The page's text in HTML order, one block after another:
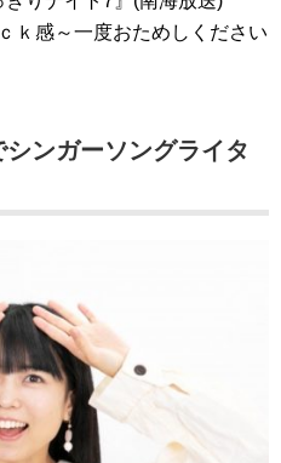
ｋ感～一度おためしください
ンガーソングライタ